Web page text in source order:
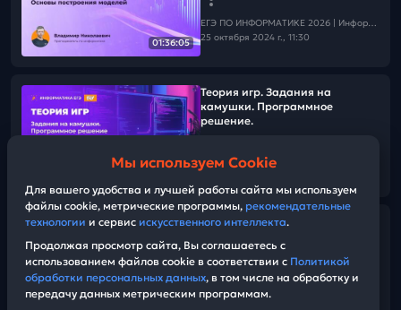
01:36:05
ЕГЭ ПО ИНФОРМАТИКЕ 2026 | Информатика с БУ
25 октября 2024 г., 11:30
01:09:18
Теория игр. Задания на
камушки. Программное
решение.
01:29:49
Задания 16 и 23. Рекурсия и
программирование.
Мы используем Cookie
Для вашего удобства и лучшей работы сайта мы используем
файлы cookie, метрические программы, рекомендательные
технологии и сервис искусственного интеллекта.
Продолжая просмотр сайта, Вы соглашаетесь с
использованием файлов cookie в соответствии с Политикой
обработки персональных данных, в том числе на обработку и
передачу данных метрическим программам.